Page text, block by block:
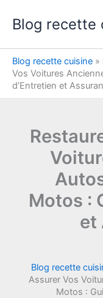
Blog recette
Blog recette cuisine »
Vos Voitures
d’Entretien et
Motos :
et
Blog recette
Assurer Vos
Motos :